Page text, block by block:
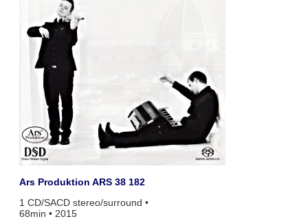
Ars Produktion ARS 38 182
1 CD/SACD stereo/surround •
68min • 2015